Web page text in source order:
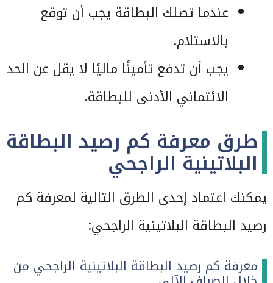
عندما تصلك البطاقة يجب أن توقع
بالاستلام.
يجب أن تدفع تأمينًا ماليًا لا يقل عن الحد
الائتماني الأدنى للبطاقة.
طرق معرفة كم رصيد البطاقة
البلاتينية الراجحي
يمكنك اعتماد إحدى الطرق التالية لمعرفة كم
رصيد البطاقة البلاتينية الراجحي:
معرفة كم رصيد البطاقة البلاتينية الراجحي من